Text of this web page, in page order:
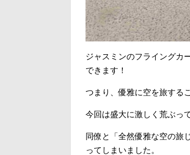
ジャスミンのフライングカ
できます！
つまり、優雅に空を旅する
今回は盛大に激しく荒ぶっ
同僚と「全然優雅な空の旅
ってしまいました。